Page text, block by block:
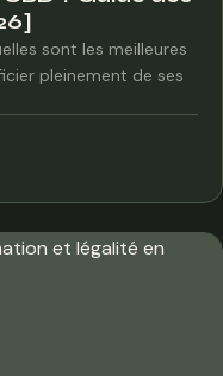
sont les meilleures
pleinement de ses